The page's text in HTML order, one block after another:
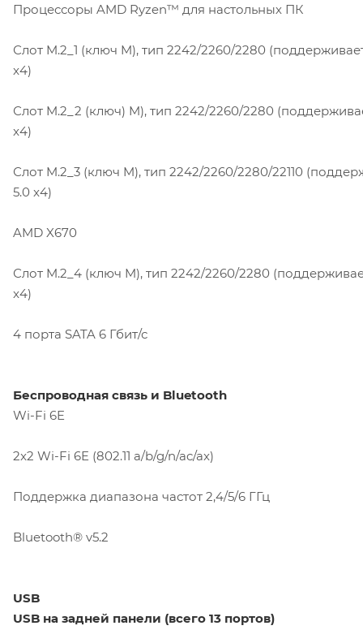
Процессоры AMD Ryzen™ для настольных ПК
Слот M.2_1 (ключ M), тип 2242/2260/2280
x4)
Слот M.2_2 (ключ) M), тип 2242/2260/2280
x4)
Слот M.2_3 (ключ M), тип 2242/2260/2280/22110
5.0 x4)
AMD X670
Слот M.2_4 (ключ M), тип 2242/2260/2280
x4)
4 порта SATA 6 Гбит/с
Беспроводная связь и Bluetooth
Wi-Fi 6E
2x2 Wi-Fi 6E (802.11 a/b/g/n/ac/ax)
Поддержка диапазона частот 2,4/5/6 ГГц
Bluetooth® v5.2
USB
USB на задней панели (всего 13 портов)